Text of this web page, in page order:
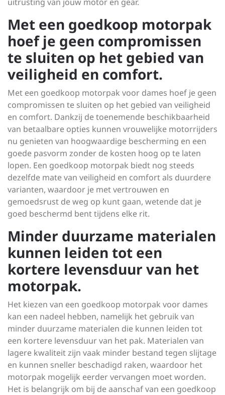
Met een goedkoop motorpak
hoef je geen compromissen
te sluiten op het gebied van
veiligheid en comfort.
Met een goedkoop motorpak voor dames hoef je geen
compromissen te sluiten op het gebied van veiligheid
en comfort. Dankzij de toenemende beschikbaarheid
van betaalbare opties kunnen vrouwelijke motorrijders
nu genieten van hoogwaardige bescherming en een
goede pasvorm zonder de kosten hoog op te laten
lopen. Een goedkoop motorpak biedt nog steeds
dezelfde mate van veiligheid en comfort als duurdere
varianten, waardoor je met vertrouwen en
gemoedsrust de weg op kunt gaan, wetende dat je
goed beschermd bent tijdens elke rit.
Minder duurzame materialen
kunnen leiden tot een
kortere levensduur van het
motorpak.
Het kiezen van een goedkoop motorpak voor dames
kan een nadeel hebben, namelijk het gebruik van
minder duurzame materialen die kunnen leiden tot
een kortere levensduur van het pak. Materialen van
lagere kwaliteit zijn vaak minder bestand tegen slijtage
en kunnen sneller beschadigd raken, waardoor het
motorpak mogelijk eerder vervangen moet worden.
Het is belangrijk om bij de aanschaf van een goedkoop